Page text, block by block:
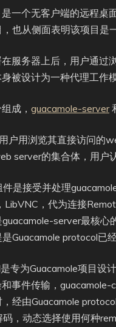
一个无客户端的远程
也从侧面表明该项目是
服务器上后，用户通
被设计为一种代理工作
成， guacamole-server
户用浏览其直接访问的
server的集合体，用户
是接受并处理
LibVNC，代为连接
server最核心
Guacamole protocol已
专为Guacamole项目
事件传输，
经由Guacamole
，动态选择使用何种